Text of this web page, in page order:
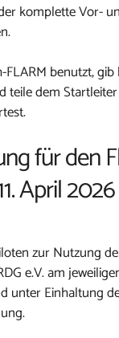
komplette Vor-
benutzt,
teile dem
für den
April 2026
zur Nutzung
e.V. am
unter Einhaltung